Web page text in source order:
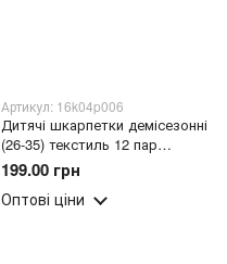
Артикул: 16k04p006
Дитячі шкарпетки демісезонні
(26-35) текстиль 12 пар
випадкові кольори
199.00 грн
Оптові ціни